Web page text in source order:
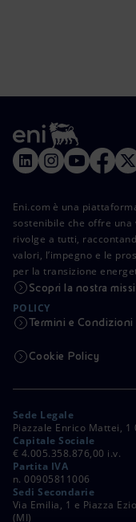
Eni.com è una
sostenibile che offre
rivolge a tutti,
valori, l’impegno e le
per la transizione
Scopri la nostra
POLICY
Termini e Condizioni
Cookie Policy
Sede Legale
Piazzale Enrico Mattei, 1
Capitale Sociale
€ 4.005.358.876,00 i.v.
Partita IVA
n. 00905811006
Sedi Secondarie
Via Emilia, 1 e Piazza
(MI)